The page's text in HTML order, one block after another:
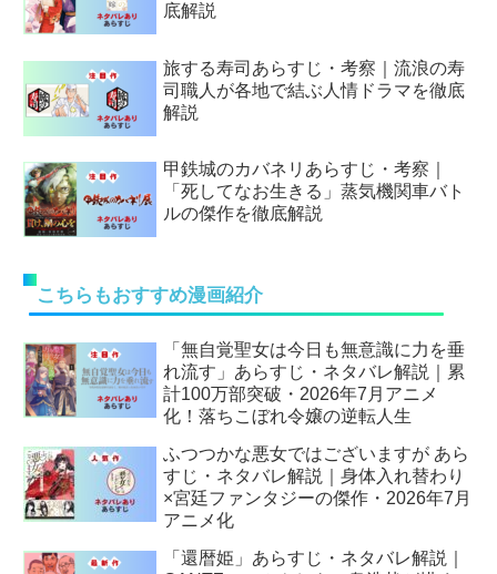
底解説
旅する寿司あらすじ・考察｜流浪の寿
司職人が各地で結ぶ人情ドラマを徹底
解説
甲鉄城のカバネリあらすじ・考察｜
「死してなお生きる」蒸気機関車バト
ルの傑作を徹底解説
こちらもおすすめ漫画紹介
「無自覚聖女は今日も無意識に力を垂
れ流す」あらすじ・ネタバレ解説｜累
計100万部突破・2026年7月アニメ
化！落ちこぼれ令嬢の逆転人生
ふつつかな悪女ではございますが あら
すじ・ネタバレ解説｜身体入れ替わり
×宮廷ファンタジーの傑作・2026年7月
アニメ化
「還暦姫」あらすじ・ネタバレ解説｜